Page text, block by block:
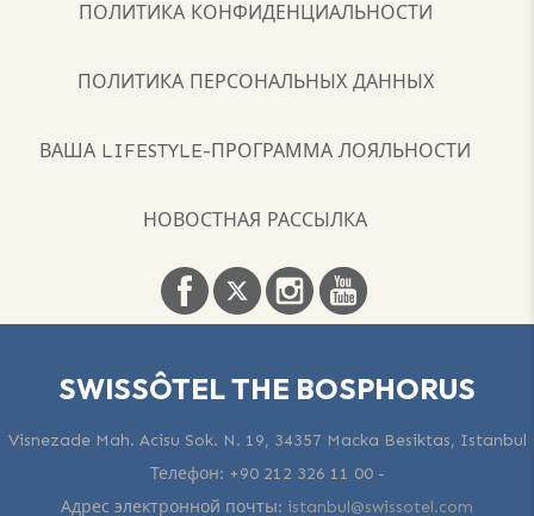
ПОЛИТИКА КОНФИДЕНЦИАЛЬНОСТИ
ПОЛИТИКА ПЕРСОНАЛЬНЫХ ДАННЫХ
ВАША LIFESTYLE-ПРОГРАММА ЛОЯЛЬНОСТИ
НОВОСТНАЯ РАССЫЛКА
SWISSÔTEL THE BOSPHORUS
Visnezade Mah. Acisu Sok. N. 19, 34357 Macka Besiktas, Istanbul
Телефон: +90 212 326 11 00-
Адрес электронной почты: istanbul@swissotel.com